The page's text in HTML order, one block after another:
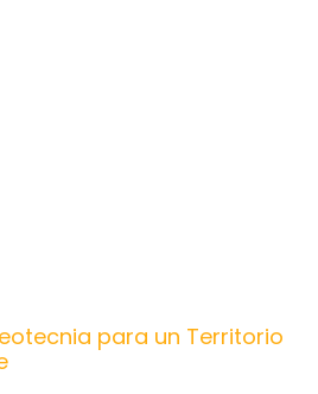
para un Territorio